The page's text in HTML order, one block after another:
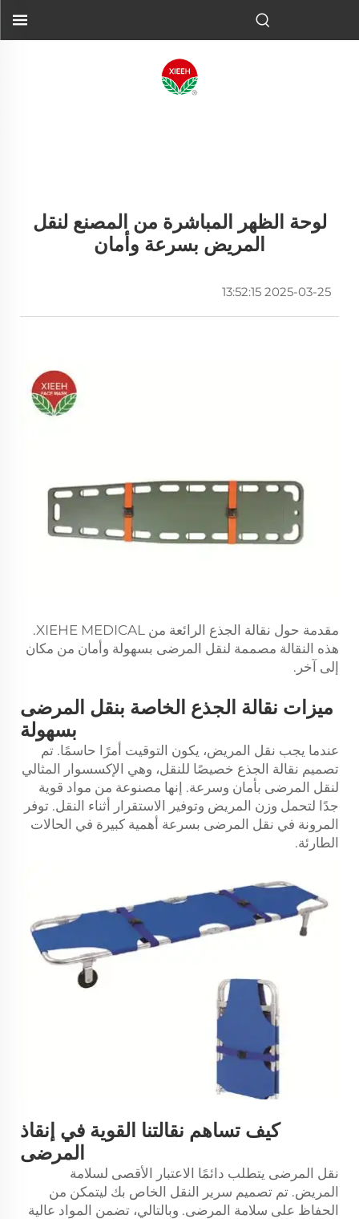
لوحة الظهر المباشرة من المصنع لنقل
المريض بسرعة وأمان
2025-03-25 13:52:15
مقدمة حول نقالة الجذع الرائعة من XIEHE MEDICAL.
هذه النقالة مصممة لنقل المرضى بسهولة وأمان من مكان
إلى آخر.
ميزات نقالة الجذع الخاصة بنقل المرضى
بسهولة
عندما يجب نقل المريض، يكون التوقيت أمرًا حاسمًا. تم
تصميم نقالة الجذع خصيصًا للنقل، وهي الإكسسوار المثالي
لنقل المرضى بأمان وسرعة. إنها مصنوعة من مواد قوية
جدًا لتحمل وزن المريض وتوفير الاستقرار أثناء النقل. توفر
المرونة في نقل المرضى بسرعة أهمية كبيرة في الحالات
الطارئة.
كيف تساهم نقالتنا القوية في إنقاذ
المرضى
نقل المرضى يتطلب دائمًا الاعتبار الأقصى لسلامة
المريض. تم تصميم سرير النقل الخاص بك ليتمكن من
الحفاظ على سلامة المرضى. وبالتالي، تضمن المواد عالية